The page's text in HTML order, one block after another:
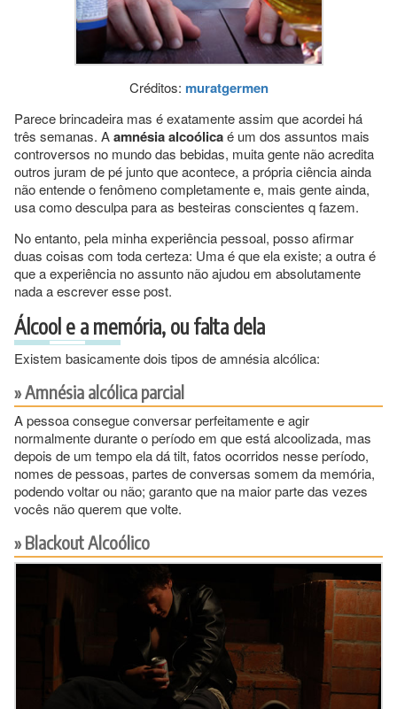
Créditos: muratgermen
Parece brincadeira mas é exatamente assim que acordei há
três semanas. Aamnésia alcoólicaé um dos assuntos mais
controversos no mundo das bebidas, muita gente não acredita
outros juram de pé junto que acontece, a própria ciência ainda
não entende o fenômeno completamente e, mais gente ainda,
usa como desculpa para as besteiras conscientes q fazem.
No entanto, pela minha experiência pessoal, posso afirmar
duas coisas com toda certeza: Uma é que ela existe; a outra é
que a experiência no assunto não ajudou em absolutamente
nada a escrever esse post.
Álcool e a memória, ou falta dela
Existem basicamente dois tipos de amnésia alcólica:
Amnésia alcólica parcial
A pessoa consegue conversar perfeitamente e agir
normalmente durante o período em que está alcoolizada, mas
depois de um tempo ela dá tilt, fatos ocorridos nesse período,
nomes de pessoas, partes de conversas somem da memória,
podendo voltar ou não; garanto que na maior parte das vezes
vocês não querem que volte.
Blackout Alcoólico